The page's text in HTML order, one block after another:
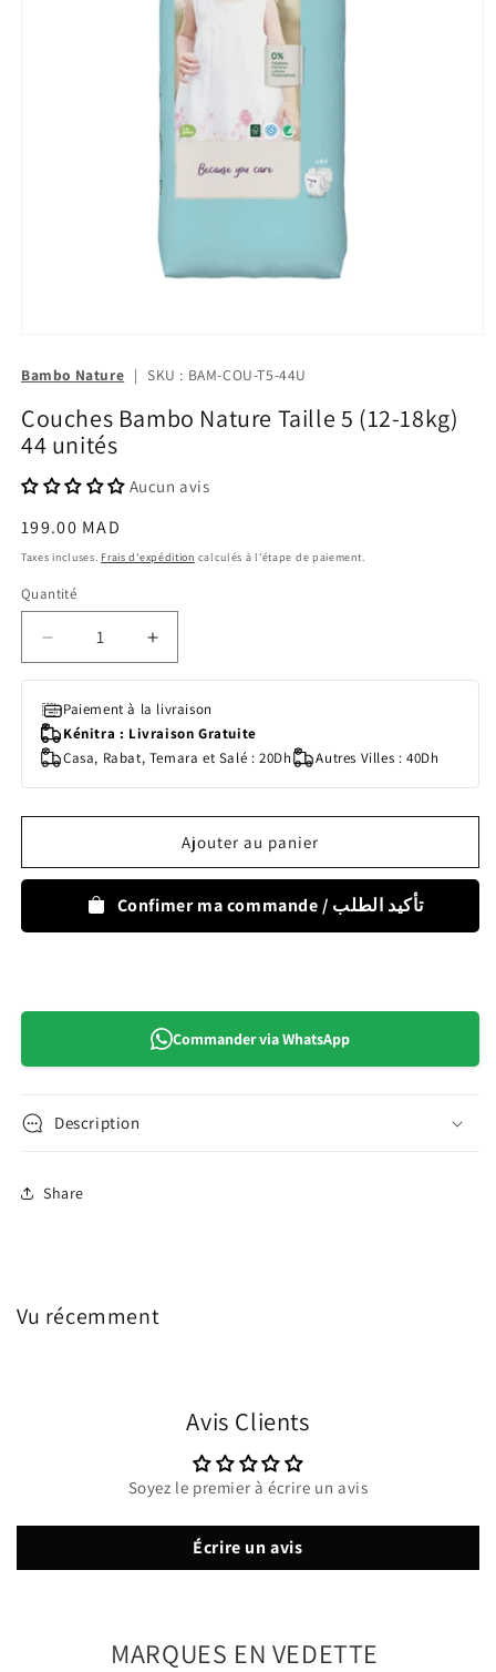
Bambo Nature | SKU : BAM-COU-T5-44U
Couches Bambo Nature Taille 5 (12-18kg)
44 unités
Aucun avis
Prix
habituel
199.00 MAD
Taxes incluses. Frais d'expédition calculés à l'étape de paiement.
Quantité
Quantité
Réduire
la
de
Couches
Bambo
Nature
18kg)
Augmenter
la
de
Couches
Bambo
Nature
18kg)
44
Paiement à la livraison
Kénitra : Livraison Gratuite
Casa, Rabat, Temara et Salé : 20Dh
Autres Villes : 40Dh
Ajouter au panier
Confimer ma commande / تأكيد الطلب
Commander via WhatsApp
Description
Share
Vu récemment
Avis Clients
Soyez le premier à écrire un avis
Écrire un avis
MARQUES EN VEDETTE